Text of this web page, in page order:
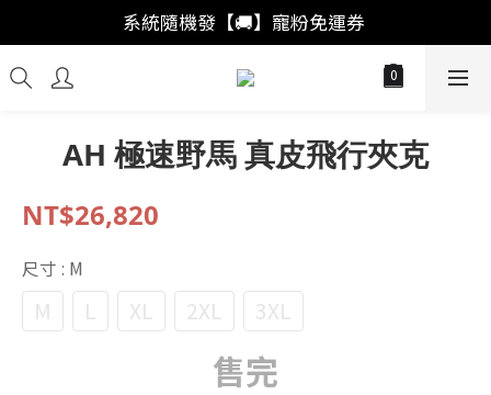
「註冊新會員」買福袋結帳直接"首購爆擊🥊"
系統隨機發【🚚】寵粉免運券
「會員回購」系統自動加成🚀出獎率
AH 極速野馬 真皮飛行夾克
NT$26,820
尺寸 : M
M L XL 2XL 3XL
售完